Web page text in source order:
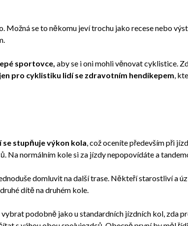
Možná se to někomu jeví trochu jako recese nebo
sportovce, aby se i oni mohli věnovat cyklistice.
pro cyklistiku lidí se zdravotním hendikepem,
se stupňuje výkon kola, což oceníte především při
Na normálním kole si za jízdy nepopovídáte a
domluvit na další trase. Někteří starostliví a
dítě na druhém kole.
podobně jako u standardních jízdních kol, zda